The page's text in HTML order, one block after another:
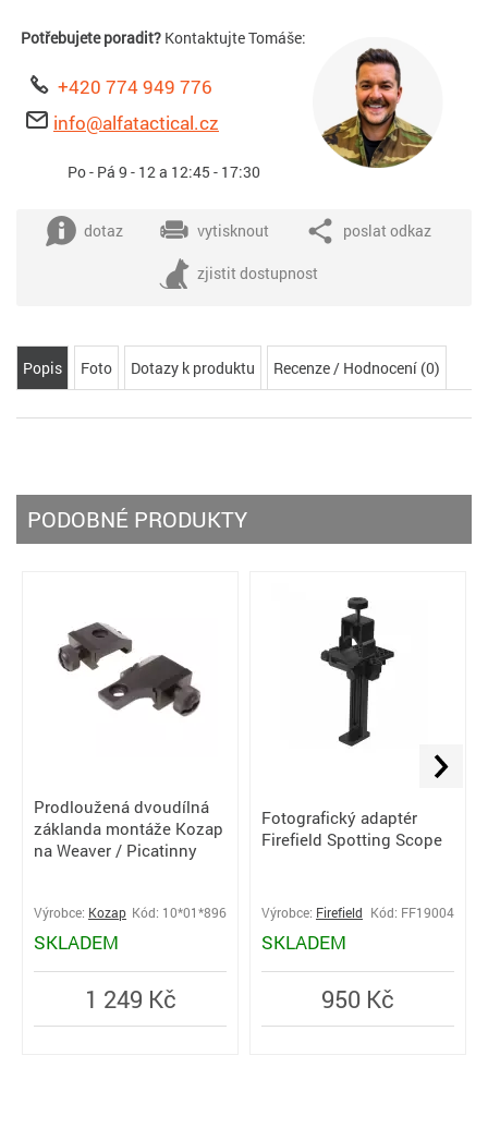
Potřebujete poradit? Kontaktujte Tomáše:
+420 774 949 776
info@alfatactical.cz
Po - Pá 9 - 12 a 12:45 - 17:30
dotaz vytisknout poslat odkaz
zjistit dostupnost
Popis Foto Dotazy k produktu Recenze / Hodnocení (0)
PODOBNÉ PRODUKTY
Prodloužená dvoudílná
záklanda montáže Kozap
na Weaver / Picatinny
Výrobce: Kozap Kód: 10*01*896
SKLADEM
1 249 Kč
Fotografický adaptér
Firefield Spotting Scope
Výrobce: Firefield Kód: FF19004
SKLADEM
950 Kč